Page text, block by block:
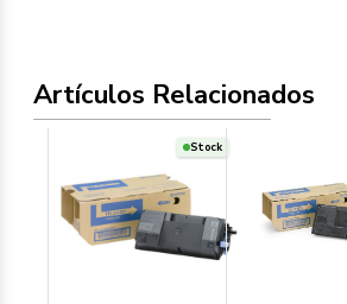
Artículos Relacionados
Stock